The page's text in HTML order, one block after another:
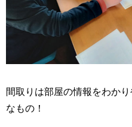
間取りは部屋の情報をわか
なもの！